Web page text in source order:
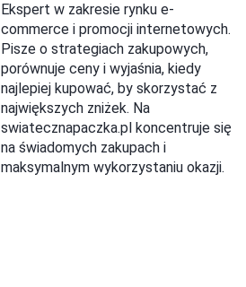
Ekspert w zakresie rynku e-
commerce i promocji internetowych.
Pisze o strategiach zakupowych,
porównuje ceny i wyjaśnia, kiedy
najlepiej kupować, by skorzystać z
największych zniżek. Na
swiatecznapaczka.pl koncentruje się
na świadomych zakupach i
maksymalnym wykorzystaniu okazji.